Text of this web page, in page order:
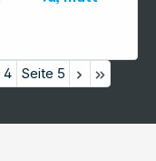
4 Seite 5